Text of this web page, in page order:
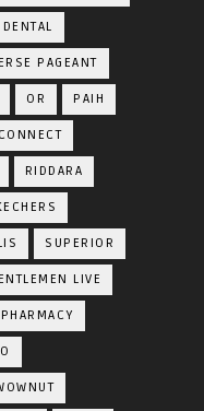
PAGEANT
OR PAIH
RIDDARA
SUPERIOR
LIVE